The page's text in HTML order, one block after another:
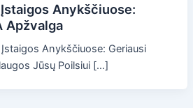
Anykščiuose:
Apžvalga
Anykščiuose: Geriausi
Jūsų Poilsiui […]